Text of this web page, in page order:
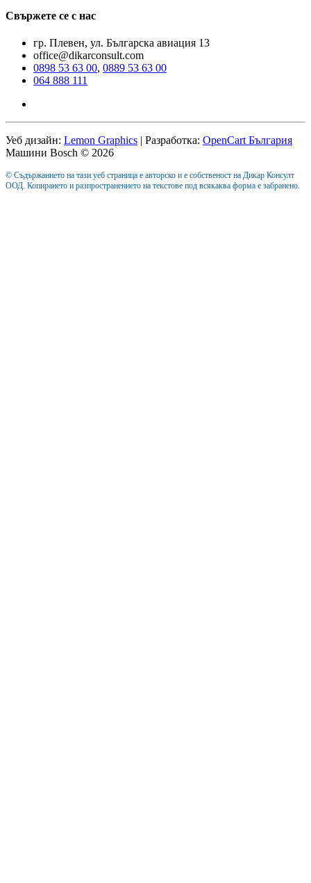
Свържете се с нас
гр. Плевен, ул. Българска авиация 13
office@dikarconsult.com
0898 53 63 00, 0889 53 63 00
064 888 111
Уеб дизайн: Lemon Graphics | Разработка: OpenCart България
Машини Bosch © 2026
© Съдържанието на тази уеб страница е авторско и е собственост на Дикар Консулт
ООД. Копирането и разпространението на текстове под всякаква форма е забранено.